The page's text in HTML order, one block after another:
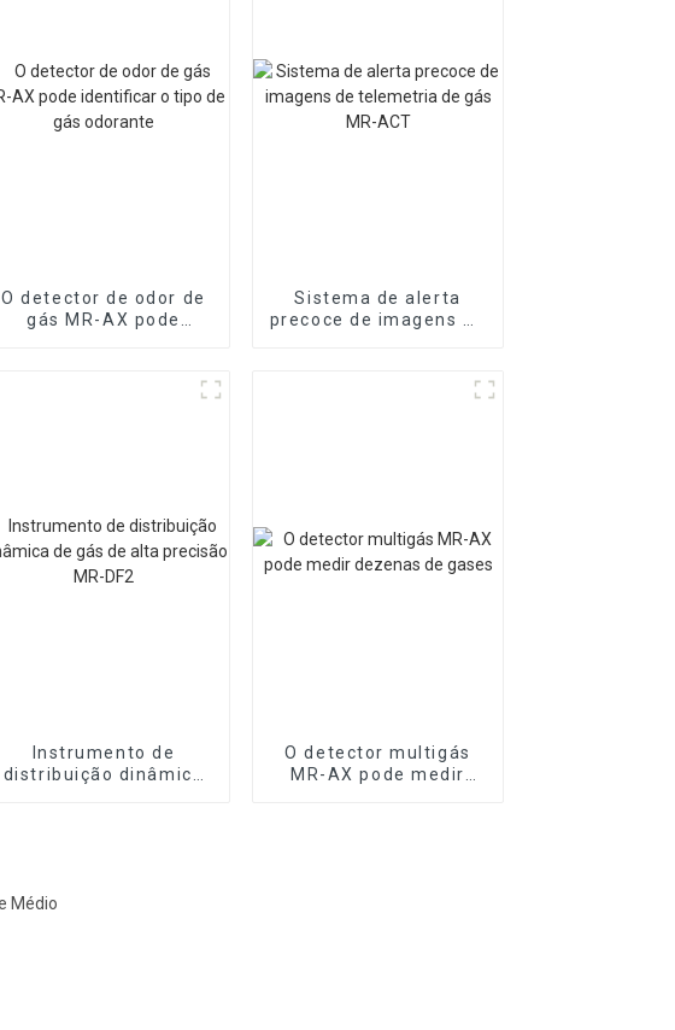
O detector de odor de
gás MR-AX pode
Sistema de alerta
precoce de imagens de
Instrumento de
distribuição dinâmica
O detector multigás
MR-AX pode medir